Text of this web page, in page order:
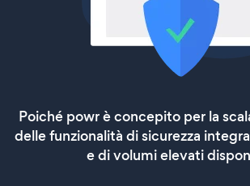
Poiché powr è concepito per la
delle funzionalità di sicurezza
e di volumi elevati